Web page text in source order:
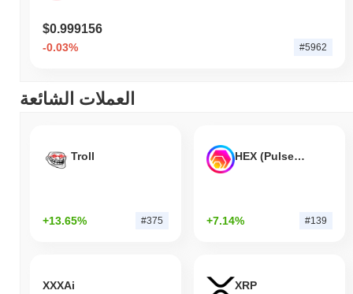
$0.999156
-0.03% #5962
العملات الشائعة
Troll
+13.65% #375
HEX (Pulsechain)
+7.14% #139
XXXAi XRP